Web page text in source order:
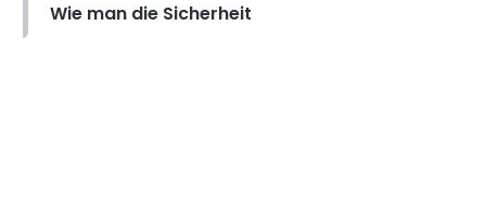
Loesung fuer Ihr Unternehmen?
Wie man die Sicherheit